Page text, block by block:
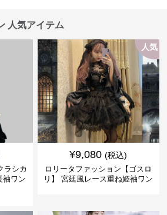
人気アイテム
ラシカ
袖ワン
人気
¥9,080 (税込)
ロリータファッション【ゴスロ
リ】 宮廷風レース重ね姫袖ワン